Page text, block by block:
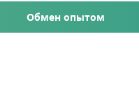
Обмен опытом